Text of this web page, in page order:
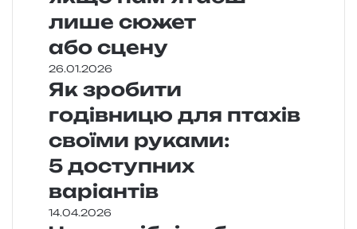
лише сюжет
або сцену
26.01.2026
Як зробити
годівницю для птахів
своїми руками:
5 доступних
варіантів
14.04.2026